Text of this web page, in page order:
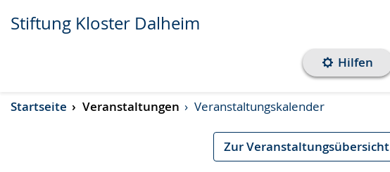
Transkript anzeigen
Abspielen
Pausieren
Stiftung Kloster Dalheim
Hilfen
Startseite Veranstaltungen Veranstaltungskalender
Zur Veranstaltungsübersicht